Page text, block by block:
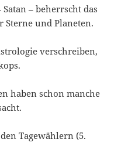
– beherrscht das
Sterne und Planeten.
verschreiben,
haben schon manche
Tagewählern (5.